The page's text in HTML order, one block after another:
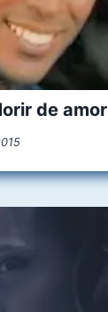
de amor